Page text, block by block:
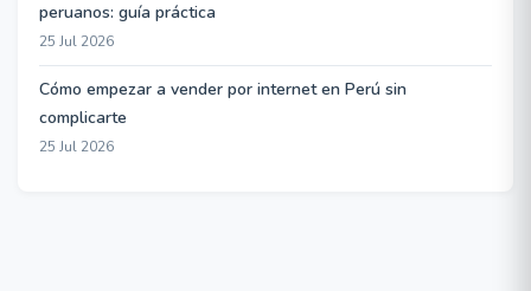
peruanos: guía práctica
25 Jul 2026
Cómo empezar a vender por internet en Perú sin
complicarte
25 Jul 2026